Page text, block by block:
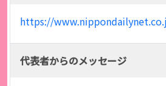
https://
代表者からのメッセージ